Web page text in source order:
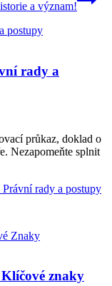
a význam!
rady a
průkaz, doklad o
Nezapomeňte splnit
rady a postupy
znaky